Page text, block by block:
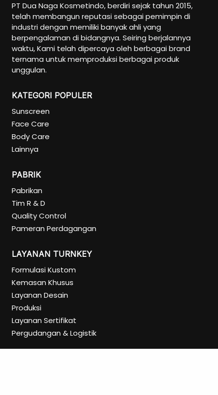
PT Dua Naga Kosmetindo, berdiri sejak tahun 2015,
telah membangun reputasi sebagai pemimpin di
industri dengan memiliki banyak ahli yang
berpengalaman di bidangnya. Seiring berjalannya
waktu, Kami telah dipercaya oleh berbagai brand
ternama untuk memproduksi berbagai produk
unggulan.
KATEGORI POPULER
Sunscreen
Face Care
Body Care
Lainnya
PABRIK
Pabrikan
Tim R & D
Quality Control
Pameran Perdagangan
LAYANAN TURNKEY
Formulasi Kustom
Kemasan Khusus
Layanan Desain
Produksi
Layanan Sertifikat
Pergudangan & Logistik